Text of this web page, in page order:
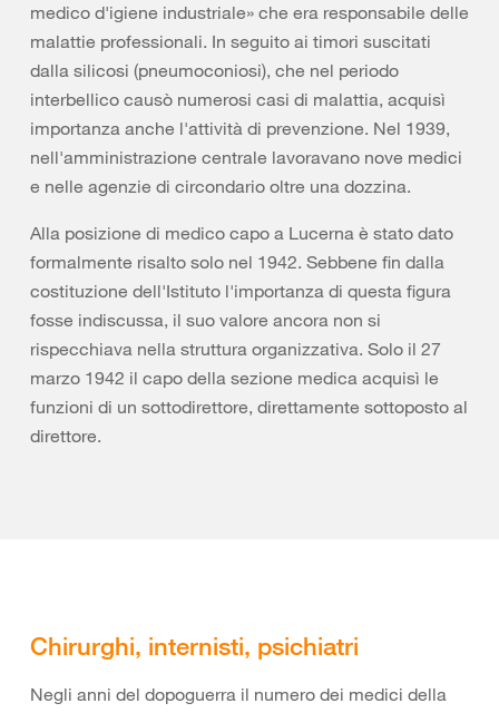
medico d'igiene industriale» che era responsabile delle
malattie professionali. In seguito ai timori suscitati
dalla silicosi (pneumoconiosi), che nel periodo
interbellico causò numerosi casi di malattia, acquisì
importanza anche l'attività di prevenzione. Nel 1939,
nell'amministrazione centrale lavoravano nove medici
e nelle agenzie di circondario oltre una dozzina.
Alla posizione di medico capo a Lucerna è stato dato
formalmente risalto solo nel 1942. Sebbene fin dalla
costituzione dell'Istituto l'importanza di questa figura
fosse indiscussa, il suo valore ancora non si
rispecchiava nella struttura organizzativa. Solo il 27
marzo 1942 il capo della sezione medica acquisì le
funzioni di un sottodirettore, direttamente sottoposto al
direttore.
Chirurghi, internisti, psichiatri
Negli anni del dopoguerra il numero dei medici della